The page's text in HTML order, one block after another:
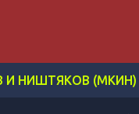
И НИШТЯКОВ (МКИН)